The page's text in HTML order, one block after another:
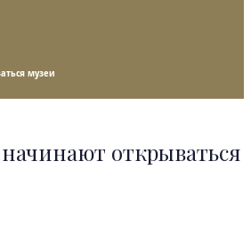
музеи
открываться